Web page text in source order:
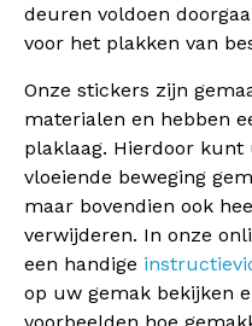
deuren voldoen
voor het plakken van
Onze stickers zijn
materialen en hebben
plaklaag. Hierdoor
vloeiende beweging
maar bovendien ook
verwijderen. In onze
een handige
op uw gemak bekijken